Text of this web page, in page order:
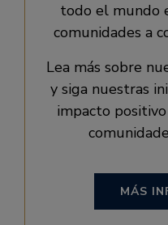
todo el mundo
comunidades a
Lea más sobre
y siga nuestras
impacto
MÁS